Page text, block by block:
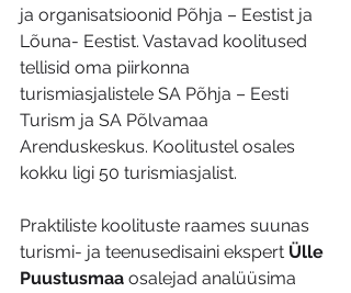
ja organisatsioonid Põhja – Eestist ja
Lõuna- Eestist. Vastavad koolitused
tellisid oma piirkonna
turismiasjalistele SA Põhja – Eesti
Turism ja SA Põlvamaa
Arenduskeskus. Koolitustel osales
kokku ligi 50 turismiasjalist.
Praktiliste koolituste raames suunas
turismi- ja teenusedisaini ekspert Ülle
Puustusmaa osalejad analüüsima